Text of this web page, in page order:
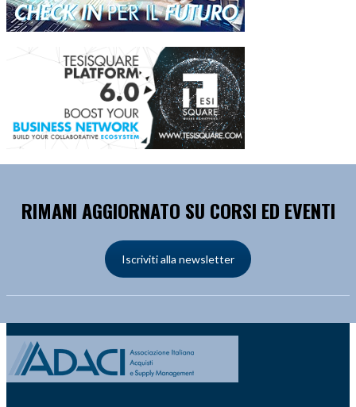
RIMANI AGGIORNATO SU CORSI ED EVENTI
Iscriviti alla newsletter